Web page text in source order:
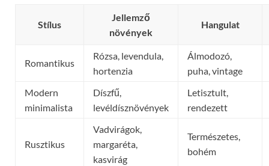
Stílus
Jellemző
növények
Hangulat
Romantikus
Rózsa, levendula,
hortenzia
Álmodozó,
puha, vintage
Modern
minimalista
Díszfű,
levéldísznövények
Letisztult,
rendezett
Rusztikus
Vadvirágok,
margaréta,
kasvirág
Természetes,
bohém